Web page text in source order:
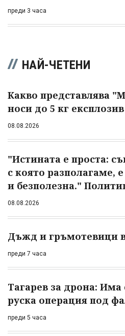
преди 3 часа
НАЙ-ЧЕТЕНИ
Какво представлява
носи до 5 кг експлозив
08.08.2026
"Истината е проста:
с която разполагаме,
и безполезна."
08.08.2026
Дъжд и гръмотевици
преди 7 часа
Тагарев за дрона:
руска операция под
преди 5 часа